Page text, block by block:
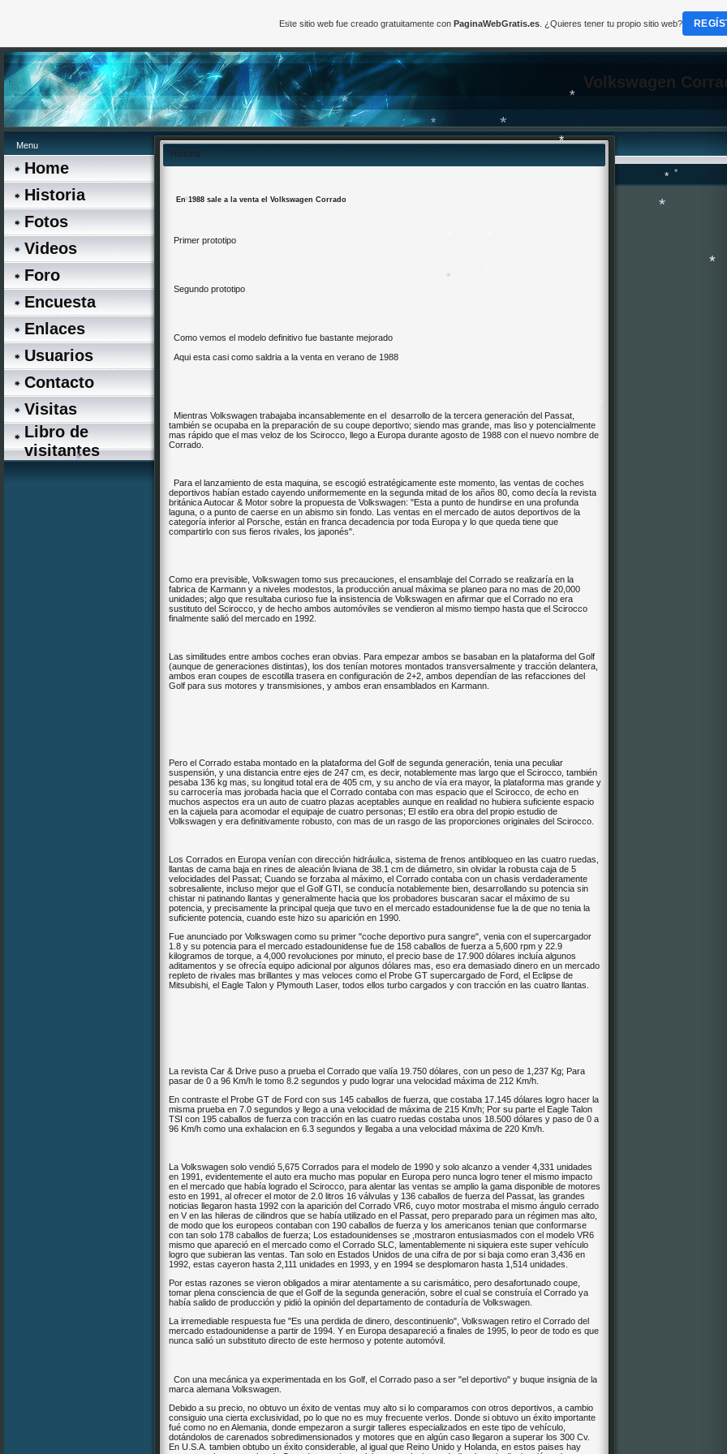
Volkswagen
Menu
Home
Historia
Fotos
Videos
Foro
Encuesta
Enlaces
Usuarios
Contacto
Visitas
Libro de
visitantes
Historia
En 1988 sale a la venta el Volkswagen Corrado
Primer prototipo
Segundo prototipo
Como vemos el modelo definitivo fue bastante mejorado
Aqui esta casi como saldria a la venta en verano de 1988
Mientras Volkswagen trabajaba incansablemente en el desarrollo de la tercera generación del Passat,
también se ocupaba en la preparación de su coupe deportivo; siendo mas grande, mas liso y potencialmente
mas rápido que el mas veloz de los Scirocco, llego a Europa durante agosto de 1988 con el nuevo nombre de
Corrado.
Para el lanzamiento de esta maquina, se escogió estratégicamente este momento, las ventas de coches
deportivos habían estado cayendo uniformemente en la segunda mitad de los años 80, como decía la revista
británica Autocar & Motor sobre la propuesta de Volkswagen: "Esta a punto de hundirse en una profunda
laguna, o a punto de caerse en un abismo sin fondo. Las ventas en el mercado de autos deportivos de la
categoría inferior al Porsche, están en franca decadencia por toda Europa y lo que queda tiene que
compartirlo con sus fieros rivales, los japonés".
Como era previsible, Volkswagen tomo sus precauciones, el ensamblaje del Corrado se realizaría en la
fabrica de Karmann y a niveles modestos, la producción anual máxima se planeo para no mas de 20,000
unidades; algo que resultaba curioso fue la insistencia de Volkswagen en afirmar que el Corrado no era
sustituto del Scirocco, y de hecho ambos automóviles se vendieron al mismo tiempo hasta que el Scirocco
finalmente salió del mercado en 1992.
Las similitudes entre ambos coches eran obvias. Para empezar ambos se basaban en la plataforma del Golf
(aunque de generaciones distintas), los dos tenían motores montados transversalmente y tracción delantera,
ambos eran coupes de escotilla trasera en configuración de 2+2, ambos dependían de las refacciones del
Golf para sus motores y transmisiones, y ambos eran ensamblados en Karmann.
Pero el Corrado estaba montado en la plataforma del Golf de segunda generación, tenia una peculiar
suspensión, y una distancia entre ejes de 247 cm, es decir, notablemente mas largo que el Scirocco, también
pesaba 136 kg mas, su longitud total era de 405 cm, y su ancho de vía era mayor, la plataforma mas grande y
su carrocería mas jorobada hacia que el Corrado contaba con mas espacio que el Scirocco, de echo en
muchos aspectos era un auto de cuatro plazas aceptables aunque en realidad no hubiera suficiente espacio
en la cajuela para acomodar el equipaje de cuatro personas; El estilo era obra del propio estudio de
Volkswagen y era definitivamente robusto, con mas de un rasgo de las proporciones originales del Scirocco.
Los Corrados en Europa venían con dirección hidráulica, sistema de frenos antibloqueo en las cuatro ruedas,
llantas de cama baja en rines de aleación liviana de 38.1 cm de diámetro, sin olvidar la robusta caja de 5
velocidades del Passat; Cuando se forzaba al máximo, el Corrado contaba con un chasis verdaderamente
sobresaliente, incluso mejor que el Golf GTI, se conducía notablemente bien, desarrollando su potencia sin
chistar ni patinando llantas y generalmente hacia que los probadores buscaran sacar el máximo de su
potencia, y precisamente la principal queja que tuvo en el mercado estadounidense fue la de que no tenia la
suficiente potencia, cuando este hizo su aparición en 1990.
Fue anunciado por Volkswagen como su primer "coche deportivo pura sangre", venia con el supercargador
1.8 y su potencia para el mercado estadounidense fue de 158 caballos de fuerza a 5,600 rpm y 22.9
kilogramos de torque, a 4,000 revoluciones por minuto, el precio base de 17.900 dólares incluía algunos
aditamentos y se ofrecía equipo adicional por algunos dólares mas, eso era demasiado dinero en un mercado
repleto de rivales mas brillantes y mas veloces como el Probe GT supercargado de Ford, el Eclipse de
Mitsubishi, el Eagle Talon y Plymouth Laser, todos ellos turbo cargados y con tracción en las cuatro llantas.
La revista Car & Drive puso a prueba el Corrado que valía 19.750 dólares, con un peso de 1,237 Kg; Para
pasar de 0 a 96 Km/h le tomo 8.2 segundos y pudo lograr una velocidad máxima de 212 Km/h.
En contraste el Probe GT de Ford con sus 145 caballos de fuerza, que costaba 17.145 dólares logro hacer la
misma prueba en 7.0 segundos y llego a una velocidad de máxima de 215 Km/h; Por su parte el Eagle Talon
TSI con 195 caballos de fuerza con tracción en las cuatro ruedas costaba unos 18.500 dólares y paso de 0 a
96 Km/h como una exhalacion en 6.3 segundos y llegaba a una velocidad máxima de 220 Km/h.
La Volkswagen solo vendió 5,675 Corrados para el modelo de 1990 y solo alcanzo a vender 4,331 unidades
en 1991, evidentemente el auto era mucho mas popular en Europa pero nunca logro tener el mismo impacto
en el mercado que había logrado el Scirocco, para alentar las ventas se amplio la gama disponible de motores
esto en 1991, al ofrecer el motor de 2.0 litros 16 válvulas y 136 caballos de fuerza del Passat, las grandes
noticias llegaron hasta 1992 con la aparición del Corrado VR6, cuyo motor mostraba el mismo ángulo cerrado
en V en las hileras de cilindros que se había utilizado en el Passat, pero preparado para un régimen mas alto,
de modo que los europeos contaban con 190 caballos de fuerza y los americanos tenian que conformarse
con tan solo 178 caballos de fuerza; Los estadounidenses se ,mostraron entusiasmados con el modelo VR6
mismo que apareció en el mercado como el Corrado SLC, lamentablemente ni siquiera este super vehículo
logro que subieran las ventas. Tan solo en Estados Unidos de una cifra de por si baja como eran 3,436 en
1992, estas cayeron hasta 2,111 unidades en 1993, y en 1994 se desplomaron hasta 1,514 unidades.
Por estas razones se vieron obligados a mirar atentamente a su carismático, pero desafortunado coupe,
tomar plena consciencia de que el Golf de la segunda generación, sobre el cual se construía el Corrado ya
había salido de producción y pidió la opinión del departamento de contaduría de Volkswagen.
La irremediable respuesta fue "Es una perdida de dinero, descontinuenlo", Volkswagen retiro el Corrado del
mercado estadounidense a partir de 1994. Y en Europa desapareció a finales de 1995, lo peor de todo es que
nunca salió un substituto directo de este hermoso y potente automóvil.
Con una mecánica ya experimentada en los Golf, el Corrado paso a ser "el deportivo" y buque insignia de la
marca alemana Volkswagen.
Debido a su precio, no obtuvo un éxito de ventas muy alto si lo comparamos con otros deportivos, a cambio
consiguio una cierta exclusividad, po lo que no es muy frecuente verlos. Donde si obtuvo un éxito importante
fué como no en Alemania, donde empezaron a surgir talleres especializados en este tipo de vehículo,
dotándolos de carenados sobredimensionados y motores que en algún caso llegaron a superar los 300 Cv.
En U.S.A. tambien obtubo un éxito considerable, al igual que Reino Unido y Holanda, en estos paises hay
Este sitio web fue creado gratuitamente con PaginaWebGratis.es. ¿Quieres tener tu propio sitio web?
*
*
*
*
*